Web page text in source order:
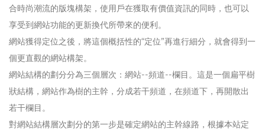
合時尚潮流的版塊構架，使用戶在獲取有價值資訊的同時，也可以
享受到網站功能的更新換代所帶來的便利。
網站獲得定位之後，將這個概括性的“定位”再進行細分，就會得到一
個更直觀的網站構架。
網站結構的劃分分為三個層次：網站--頻道--欄目。這是一個扁平樹
狀結構，網站作為樹的主幹，分成若干頻道，在頻道下，再開散出
若干欄目。
對網站結構層次劃分的第一步是確定網站的主幹線路，根據本站定